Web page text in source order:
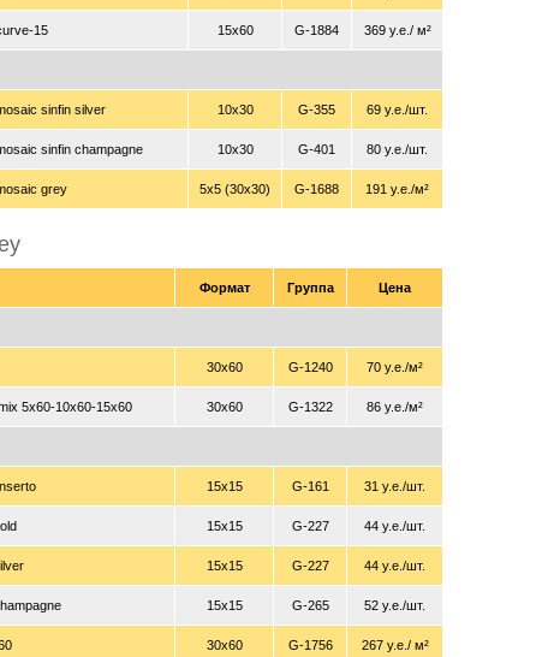
15 15x60 G-1884 369 у.е./ м²
sinfin silver 10x30 G-355 69 у.е./шт.
sinfin champagne 10x30 G-401 80 у.е./шт.
grey 5x5 (30x30) G-1688 191 у.е./м²
Формат Группа Цена
30x60 G-1240 70 у.е./м²
5x60-10x60-15x60 30x60 G-1322 86 у.е./м²
15x15 G-161 31 у.е./шт.
15x15 G-227 44 у.е./шт.
15x15 G-227 44 у.е./шт.
15x15 G-265 52 у.е./шт.
30x60 G-1756 267 у.е./ м²